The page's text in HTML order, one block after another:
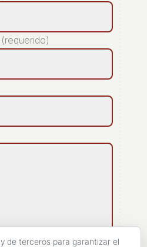
de terceros para garantizar el